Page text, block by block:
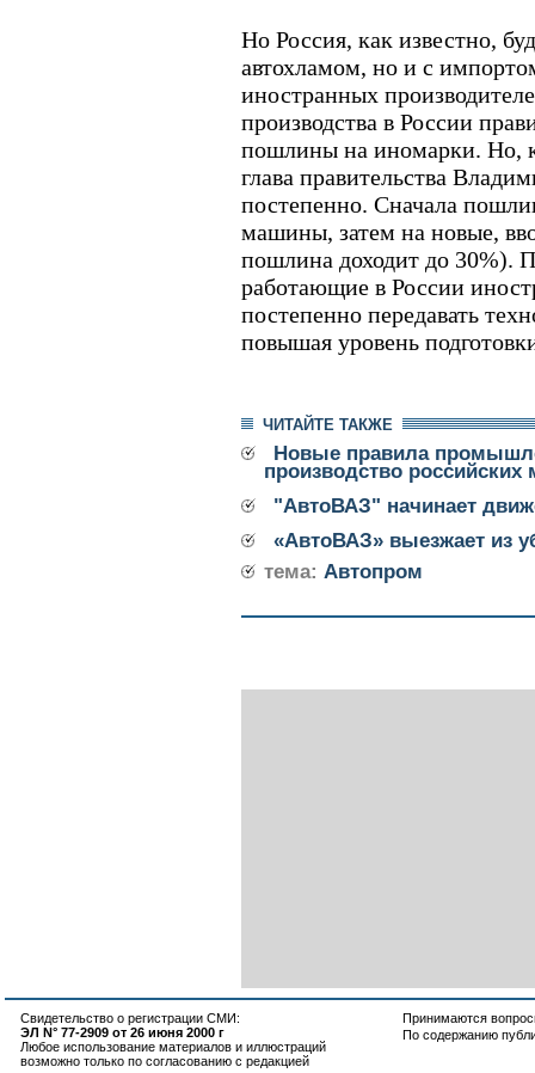
Но Россия, как известно,
автохламом, но и с
иностранных
производства в России
пошлины на иномарки. Но,
глава правительства
постепенно. Сначала
машины, затем на новые,
пошлина доходит до 30%).
работающие в России
постепенно передавать
повышая уровень
ЧИТАЙТЕ ТАКЖЕ
Новые правила
производство российских
"АвтоВАЗ" начинает
«АвтоВАЗ» выезжает из
тема: Автопром
Свидетельство о регистрации СМИ:
ЭЛ N° 77-2909 от 26 июня 2000 г
Любое использование материалов и иллюстраций
возможно только по согласованию с редакцией
Принимаются
По содержанию